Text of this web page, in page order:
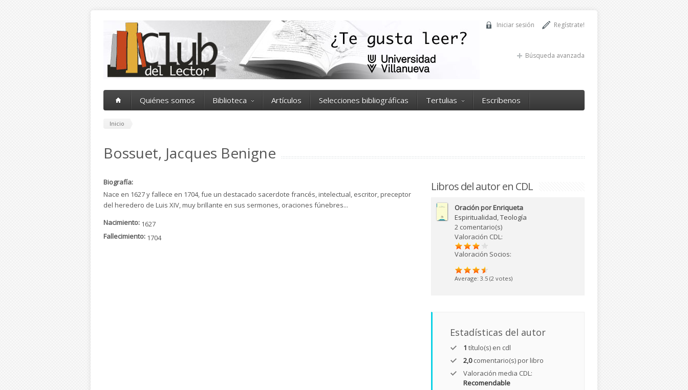
Regístrate!
Iniciar sesión
Búsqueda avanzada
Quiénes somos Biblioteca Artículos Selecciones bibliográficas Tertulias Escríbenos
Inicio
Bossuet, Jacques Benigne
Biografía:
Nace en 1627 y fallece en 1704, fue un destacado sacerdote francés, intelectual, escritor, preceptor
del heredero de Luis XIV, muy brillante en sus sermones, oraciones fúnebres...
Nacimiento: 1627
Fallecimiento: 1704
Libros del autor en CDL
Oración por Enriqueta
Espiritualidad Teología
2 comentario(s)
Valoración CDL:
Valoración Socios:
Average: 3.5 (2 votes)
Estadísticas del autor
1 título(s) en cdl
2,0comentario(s) por libro
Valoración media CDL:
Recomendable